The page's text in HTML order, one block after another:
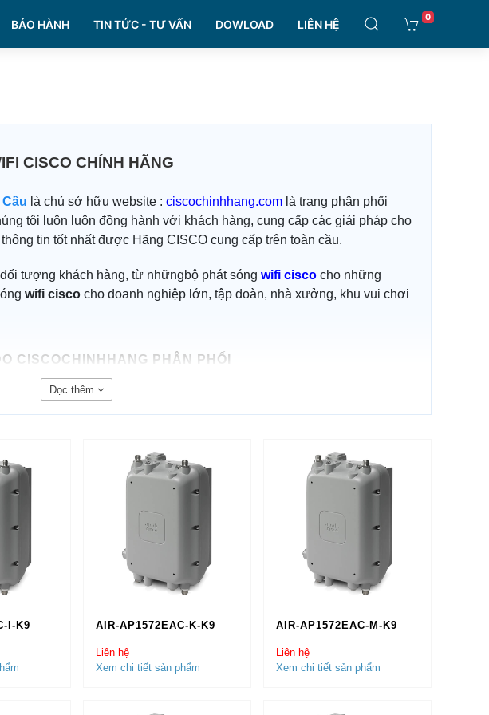
BẢO HÀNH TIN TỨC - TƯ VẤN DOWLOAD LIÊN HỆ
0
CISCO CHÍNH HÃNG
là chủ sở hữu website : ciscochinhhang.com là trang phân phối
tôi luôn luôn đồng hành với khách hàng, cung cấp các giải pháp cho
tin tốt nhất được Hãng CISCO cung cấp trên toàn cầu.
tượng khách hàng, từ nhữngbộ phát sóng wifi cisco cho những
wifi cisco cho doanh nghiệp lớn, tập đoàn, nhà xưởng, khu vui chơi
CISCOCHINHHANG PHÂN PHỐI
Đọc thêm
I-K9 AIR-AP1572EAC-K-K9
Liên hệ
Xem chi tiết sản phẩm
AIR-AP1572EAC-M-K9
Liên hệ
Xem chi tiết sản phẩm